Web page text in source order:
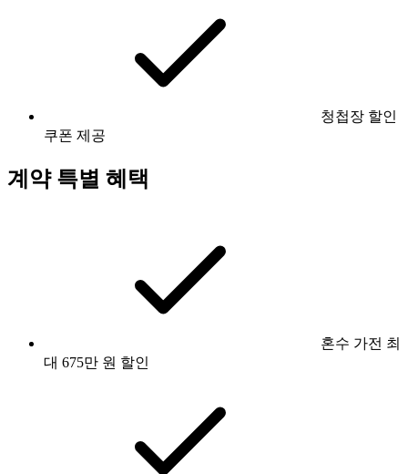
청첩장 할인
쿠폰 제공
계약 특별 혜택
혼수 가전 최
대 675만 원 할인